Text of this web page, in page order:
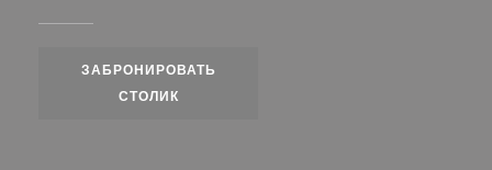
ЗАБРОНИРОВАТЬ
СТОЛИК